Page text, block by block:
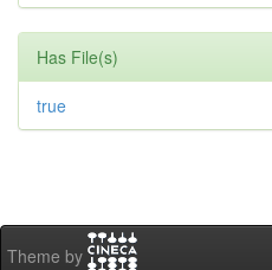
Has File(s)
true
Theme by